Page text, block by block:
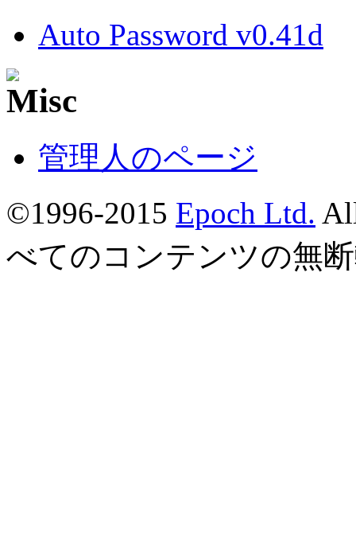
Auto Password v0.41d
管理人のページ
©1996-2015 Epoch Ltd.
べてのコンテンツの無